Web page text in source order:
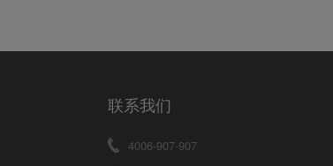
联系我们
4006-907-907